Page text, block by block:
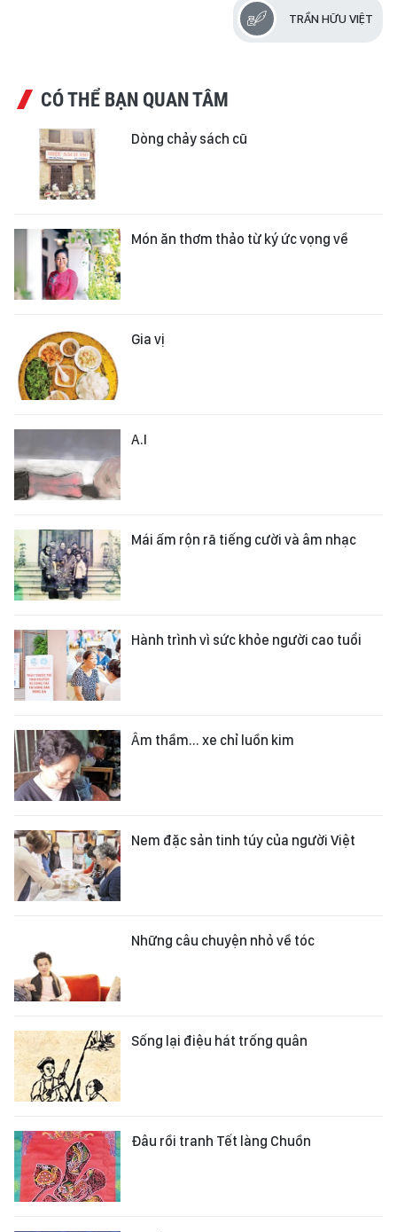
TRẦN HỮU VIỆT
CÓ THỂ BẠN QUAN TÂM
Dòng chảy sách cũ
Món ăn thơm thảo từ ký ức vọng về
Gia vị
A.I
Mái ấm rộn rã tiếng cười và âm nhạc
Hành trình vì sức khỏe người cao tuổi
Âm thầm... xe chỉ luồn kim
Nem đặc sản tinh túy của người Việt
Những câu chuyện nhỏ về tóc
Sống lại điệu hát trống quân
Đâu rồi tranh Tết làng Chuồn